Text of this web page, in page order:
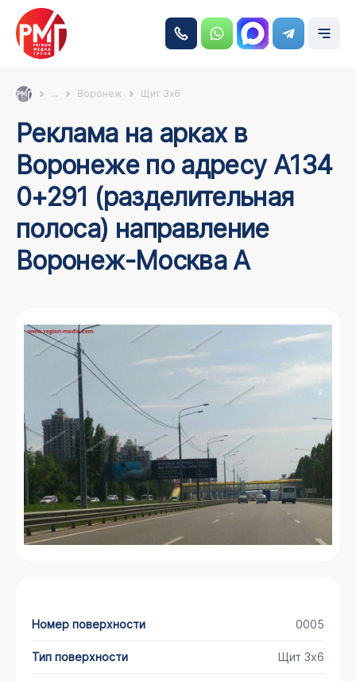
... Воронеж Щит 3х6
Реклама на арках в
Воронеже по адресу А134
0+291 (разделительная
полоса) направление
Воронеж-Москва А
Номер поверхности 0005
Тип поверхности Щит 3х6